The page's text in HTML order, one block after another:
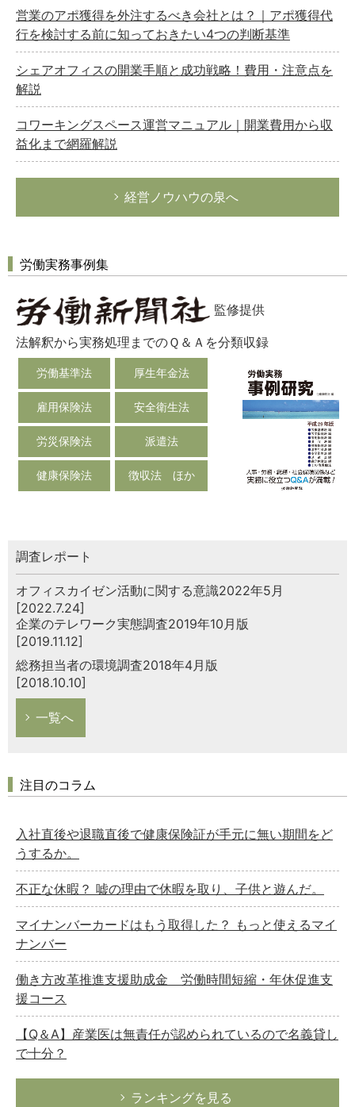
営業のアポ獲得を外注するべき会社とは？｜アポ獲得代
行を検討する前に知っておきたい4つの判断基準
シェアオフィスの開業手順と成功戦略！費用・注意点を
解説
コワーキングスペース運営マニュアル｜開業費用から収
益化まで網羅解説
経営ノウハウの泉へ
労働実務事例集
監修提供
法解釈から実務処理までのＱ＆Ａを分類収録
労働基準法 厚生年金法
雇用保険法 安全衛生法
労災保険法 派遣法
健康保険法 徴収法 ほか
調査レポート
オフィスカイゼン活動に関する意識2022年5月
[2022.7.24]
企業のテレワーク実態調査2019年10月版
[2019.11.12]
総務担当者の環境調査2018年4月版
[2018.10.10]
一覧へ
注目のコラム
入社直後や退職直後で健康保険証が手元に無い期間をど
うするか。
不正な休暇？ 嘘の理由で休暇を取り、子供と遊んだ。
マイナンバーカードはもう取得した？ もっと使えるマイ
ナンバー
働き方改革推進支援助成金 労働時間短縮・年休促進支
援コース
【Q＆A】産業医は無責任が認められているので名義貸し
で十分？
ランキングを見る